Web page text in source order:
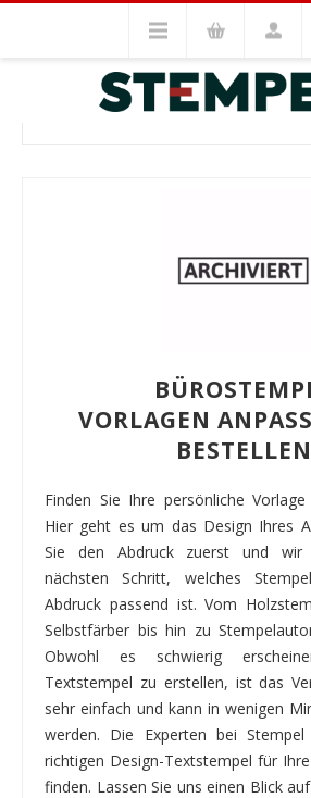
Editierbare Vorlagen
VORLAGEN
BESTELLEN
Finden Sie Ihre persönliche
Hier geht es um das Design Ihres
Sie den Abdruck zuerst und wir
nächsten Schritt, welches
Abdruck passend ist. Vom
Selbstfärber bis hin zu
Obwohl es schwierig
Textstempel zu erstellen, ist das
sehr einfach und kann in wenigen
werden. Die Experten bei
richtigen Design-Textstempel für
finden. Lassen Sie uns einen Blick